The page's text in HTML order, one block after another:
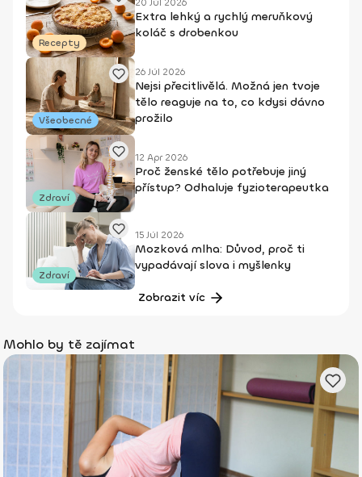
Recepty
20 Júl 2026
Extra lehký a rychlý meruňkový
koláč s drobenkou
Všeobecné
26 Júl 2026
Nejsi přecitlivělá. Možná jen tvoje
tělo reaguje na to, co kdysi dávno
prožilo
Zdraví
12 Apr 2026
Proč ženské tělo potřebuje jiný
přístup? Odhaluje fyzioterapeutka
Zdraví
15 Júl 2026
Mozková mlha: Důvod, proč ti
vypadávají slova i myšlenky
Zobrazit víc
Mohlo by tě zajímat